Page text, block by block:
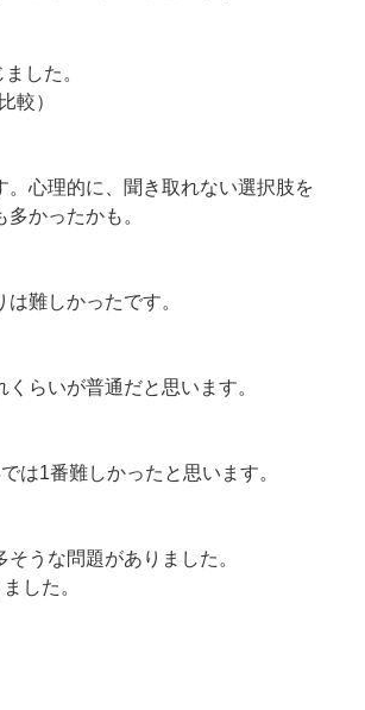
した。
較）
心理的に、聞き取れない選択肢を
かったかも。
難しかったです。
らいが普通だと思います。
は1番難しかったと思います。
うな問題がありました。
した。